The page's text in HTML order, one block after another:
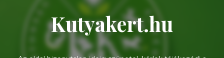
Kutyakert.hu